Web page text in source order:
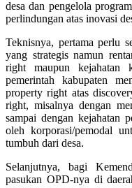
desa dan pengelola
perlindungan atas inovasi
Teknisnya, pertama perlu
yang strategis namun
right maupun kejahatan
pemerintah kabupaten
property right atas
right, misalnya dengan
sampai dengan kejahatan
oleh korporasi/pemodal
tumbuh dari desa.
Selanjutnya, bagi
pasukan OPD-nya di